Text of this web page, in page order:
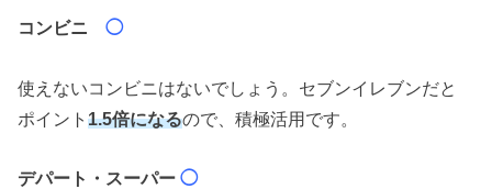
コンビニ◯
使えないコンビニはないでしょう。セブンイレブンだと
ポイント1.5倍になるので、積極活用です。
デパート・スーパー◯